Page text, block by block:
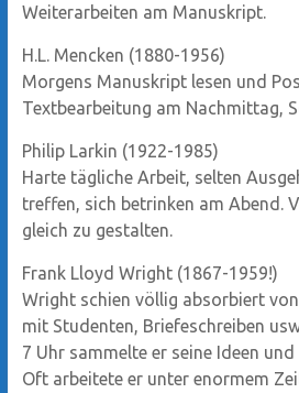
Weiterarbeiten am Manuskript.
H.L. Mencken (1880-1956)
Morgens Manuskript lesen und
Textbearbeitung am Nachmittag,
Philip Larkin (1922-1985)
Harte tägliche Arbeit, selten
treffen, sich betrinken am Abend.
gleich zu gestalten.
Frank Lloyd Wright (1867-1959!)
Wright schien völlig absorbiert
mit Studenten, Briefeschreiben
7 Uhr sammelte er seine Ideen
Oft arbeitete er unter enormem